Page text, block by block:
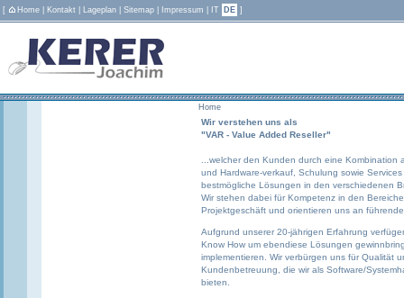
[ Home Kontakt Lageplan Sitemap Impressum IT DE ]
Home
Wir verstehen uns als
"VAR - Value Added Reseller"
...welcher den Kunden durch eine Kombination
und Hardware-verkauf, Schulung sowie
bestmögliche Lösungen in den verschiedenen
Wir stehen dabei für Kompetenz in den
Projektgeschäft und orientieren uns an
Aufgrund unserer 20-jährigen Erfahrung
Know How um ebendiese Lösungen
implementieren. Wir verbürgen uns für Qualität
Kundenbetreuung, die wir als Software/
bieten.